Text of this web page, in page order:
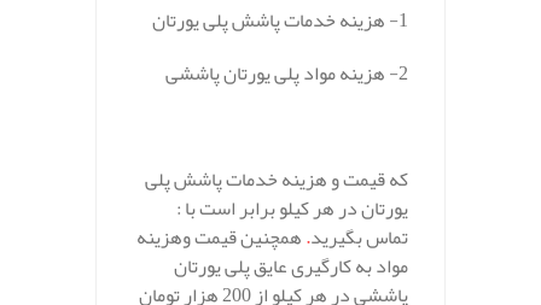
1- هزینه خدمات پاشش پلی یورتان
2- هزینه مواد پلی یورتان پاششی
که قیمت و هزینه خدمات پاشش پلی
یورتان در هر کیلو برابر است با :
تماس بگیرید.همچنین قیمت وهزینه
مواد به کارگیری عایق پلی یورتان
پاششی در هر کیلو از 200 هزار تومان